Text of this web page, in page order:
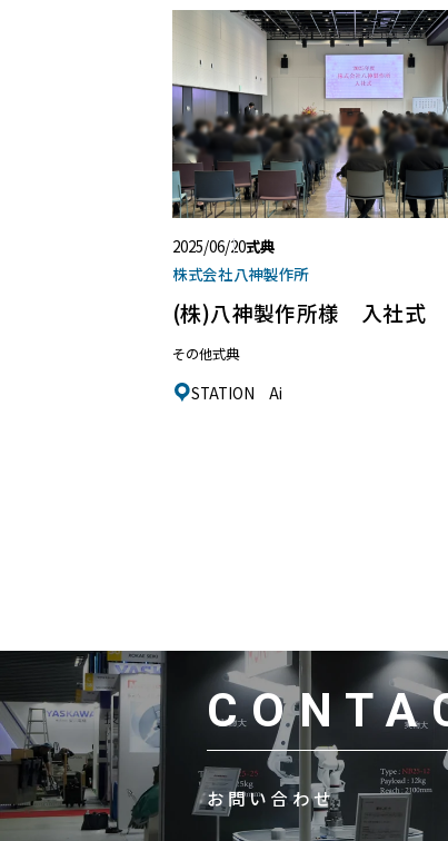
2025/06/20式典
株式会社八神製作所
(株)八神製作所様 入社式
その他式典
STATION Ai
お問い合わせ